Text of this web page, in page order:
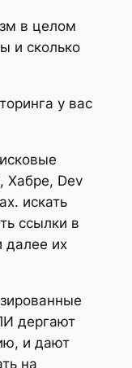
в целом
и сколько
у вас
Хабре, Dev
искать
ссылки в
далее их
дергают
и дают
на